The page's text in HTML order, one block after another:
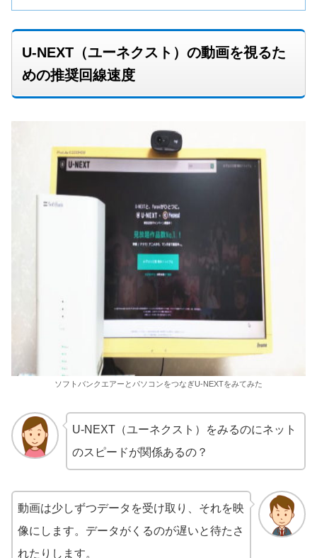
U-NEXT（ユーネクスト）の動画を視るた
めの推奨回線速度
ソフトバンクエアーとパソコンをつなぎU-NEXTをみてみた
U-NEXT（ユーネクスト）をみるのにネット
のスピードが関係あるの？
動画は少しずつデータを受け取り、それを映
像にします。データがくるのが遅いと待たさ
れたりします。